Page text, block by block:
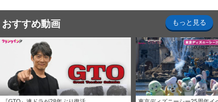
おすすめ動画 もっと見る